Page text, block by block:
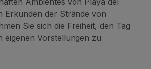
Erkunden der Strände von
Sie sich die Freiheit, den Tag
eigenen Vorstellungen zu